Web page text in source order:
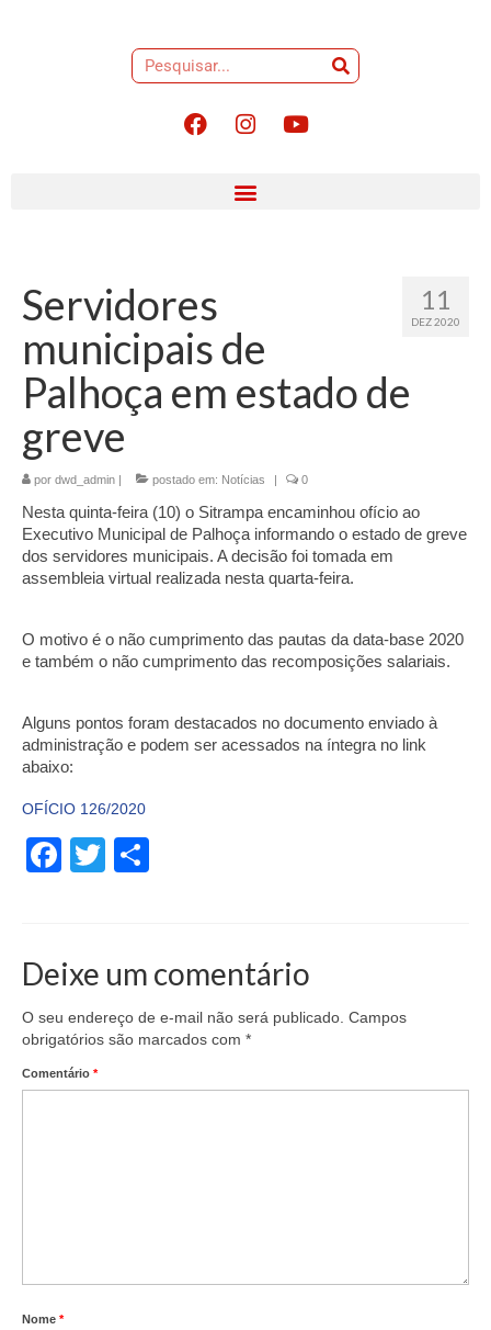
11
DEZ 2020
Servidores
municipais de
Palhoça em estado de
greve
por dwd_admin postado em: Notícias 0
Nesta quinta-feira (10) o Sitrampa encaminhou ofício ao
Executivo Municipal de Palhoça informando o estado de greve
dos servidores municipais. A decisão foi tomada em
assembleia virtual realizada nesta quarta-feira.
O motivo é o não cumprimento das pautas da data-base 2020
e também o não cumprimento das recomposições salariais.
Alguns pontos foram destacados no documento enviado à
administração e podem ser acessados na íntegra no link
abaixo:
OFÍCIO 126/2020
Facebook
Twitter
Deixe um comentário
O seu endereço de e-mail não será publicado. Campos
obrigatórios são marcados com *
Comentário *
Nome *